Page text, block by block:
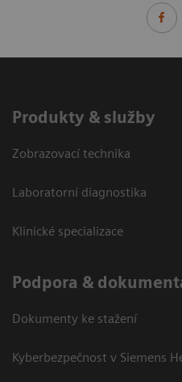
Produkty & služby
Zobrazovací technika
Laboratorní diagnostika
Klinické specializace
Podpora &
Dokumenty ke stažení
Kyberbezpečnost v Siemens